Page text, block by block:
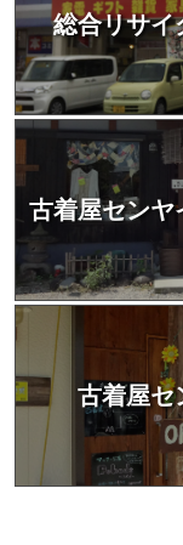
総合リサイ
古着屋センヤ
古着屋セ